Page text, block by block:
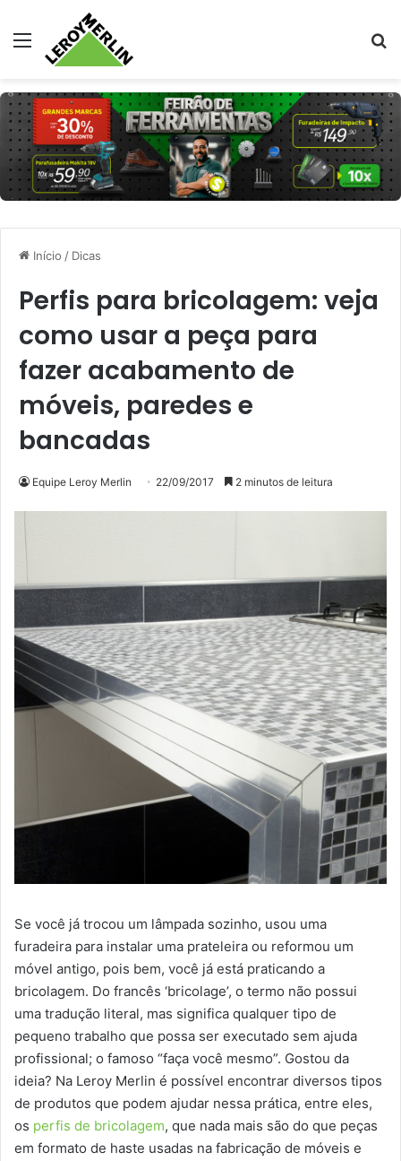
Menu
Início / Dicas
Perfis para bricolagem: veja
como usar a peça para
fazer acabamento de
móveis, paredes e
bancadas
Equipe Leroy Merlin 22/09/2017 2 minutos de leitura
Se você já trocou um lâmpada sozinho, usou uma
furadeira para instalar uma prateleira ou reformou um
móvel antigo, pois bem, você já está praticando a
bricolagem. Do francês ‘bricolage’, o termo não possui
uma tradução literal, mas significa qualquer tipo de
pequeno trabalho que possa ser executado sem ajuda
profissional; o famoso “faça você mesmo”. Gostou da
ideia? Na Leroy Merlin é possível encontrar diversos tipos
de produtos que podem ajudar nessa prática, entre eles,
os perfis de bricolagem, que nada mais são do que peças
em formato de haste usadas na fabricação de móveis e